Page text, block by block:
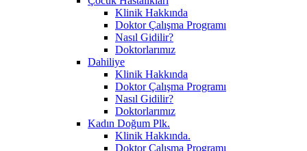
Klinik Hakkında
Doktor Çalışma Programı
Nasıl Gidilir?
Doktorlarımız
Dahiliye
Klinik Hakkında
Doktor Çalışma Programı
Nasıl Gidilir?
Doktorlarımız
Kadın Doğum Plk.
Klinik Hakkında.
Doktor Çalışma Programı